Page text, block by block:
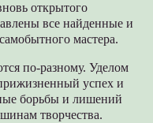
открытого
все найденные и
мастера.
по-разному. Уделом
успех и
борьбы и лишений
творчества.